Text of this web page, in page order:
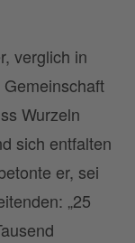
verglich in
Wurzeln
sich entfalten
er, sei
„25